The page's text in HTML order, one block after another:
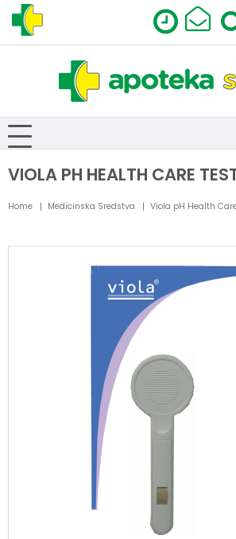
VIOLA PH HEALTH CARE
Home Medicinska Sredstva Viola pH Health